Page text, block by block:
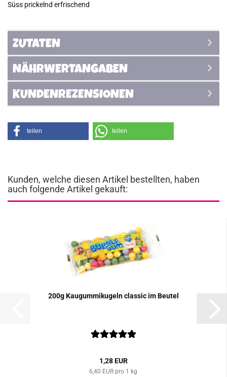
Süss prickelnd erfrischend
ZUTATEN
NÄHRWERTANGABEN
KUNDENREZENSIONEN
teilen teilen
Kunden, welche diesen Artikel bestellten, haben
auch folgende Artikel gekauft:
200g Kau­gum­mi­ku­geln clas­sic im Beu­tel
1,28 EUR
6,40 EUR pro 1 kg